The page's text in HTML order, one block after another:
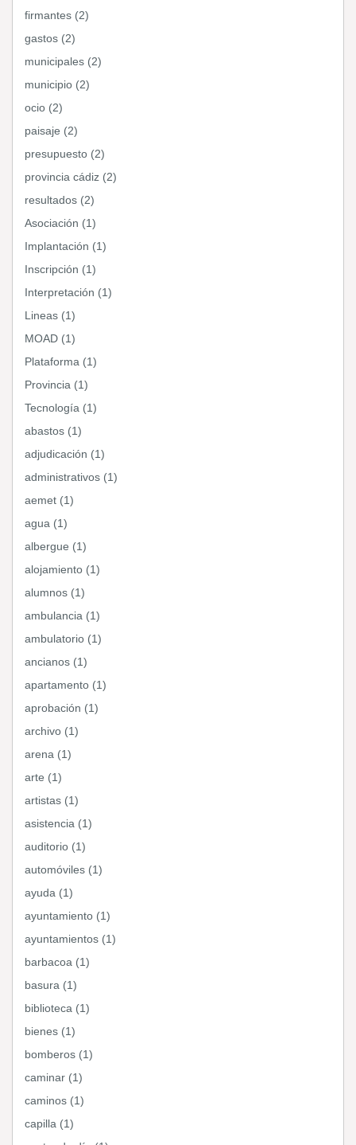
firmantes (2)
gastos (2)
municipales (2)
municipio (2)
ocio (2)
paisaje (2)
presupuesto (2)
provincia cádiz (2)
resultados (2)
Asociación (1)
Implantación (1)
Inscripción (1)
Interpretación (1)
Lineas (1)
MOAD (1)
Plataforma (1)
Provincia (1)
Tecnología (1)
abastos (1)
adjudicación (1)
administrativos (1)
aemet (1)
agua (1)
albergue (1)
alojamiento (1)
alumnos (1)
ambulancia (1)
ambulatorio (1)
ancianos (1)
apartamento (1)
aprobación (1)
archivo (1)
arena (1)
arte (1)
artistas (1)
asistencia (1)
auditorio (1)
automóviles (1)
ayuda (1)
ayuntamiento (1)
ayuntamientos (1)
barbacoa (1)
basura (1)
biblioteca (1)
bienes (1)
bomberos (1)
caminar (1)
caminos (1)
capilla (1)